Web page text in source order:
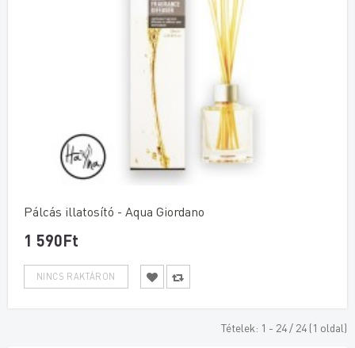
Pálcás illatosító - Aqua Giordano
1 590Ft
Tételek: 1 - 24 / 24 (1 oldal)